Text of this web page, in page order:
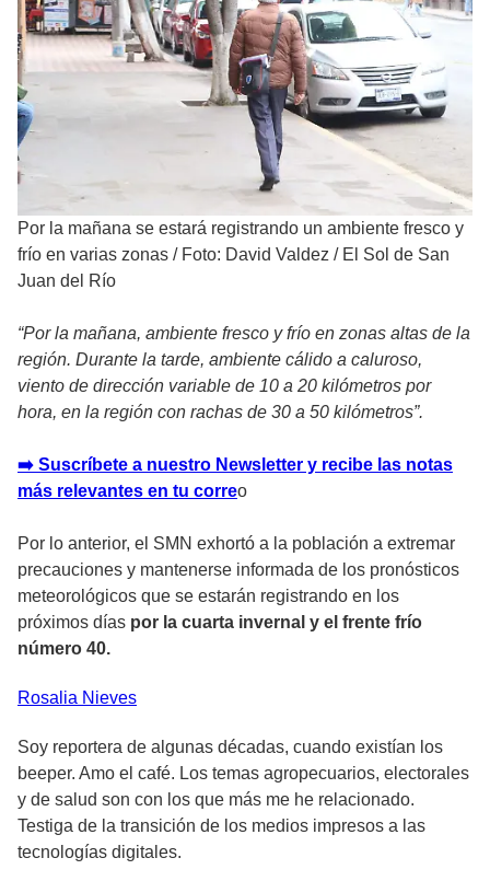
Por la mañana se estará registrando un ambiente fresco y
frío en varias zonas / Foto: David Valdez / El Sol de San
Juan del Río
“Por la mañana, ambiente fresco y frío en zonas altas de la
región. Durante la tarde, ambiente cálido a caluroso,
viento de dirección variable de 10 a 20 kilómetros por
hora, en la región con rachas de 30 a 50 kilómetros”.
➡️ Suscríbete a nuestro Newsletter y recibe las notas
más relevantes en tu correo
Por lo anterior, el SMN exhortó a la población a extremar
precauciones y mantenerse informada de los pronósticos
meteorológicos que se estarán registrando en los
próximos días por la cuarta invernal y el frente frío
número 40.
Rosalia Nieves
Soy reportera de algunas décadas, cuando existían los
beeper. Amo el café. Los temas agropecuarios, electorales
y de salud son con los que más me he relacionado.
Testiga de la transición de los medios impresos a las
tecnologías digitales.